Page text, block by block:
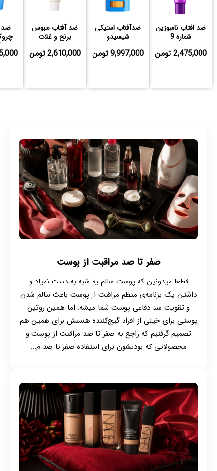
ضد افتاب نامبوزین
شماره 9
2,475,000 تومن
ضدآفتاب استیکی
شیسیدو
9,997,000 تومن
ضد آفتاب سبوس
برنج و غلات
آف جوسان
2,610,000 تومن
ضد
صفر تا صد مراقبت از پوست
قطعا میدونین که پوست سالم یه شبه به دست نمیاد و
داشتن یک برنامه‌ی منظم مراقبت از پوست باعث سالم شدن
و تقویت سد دفاعی پوست شما میشه. اما همین روتین
پوستی برای خیلی از افراد گیج‌کننده هستش برای همین هم
تصمیم گرفتیم که راجع به صفر تا صد مراقبت از پوست و
محصولاتی که بودنشون برای استفاده صفر تا صد م...